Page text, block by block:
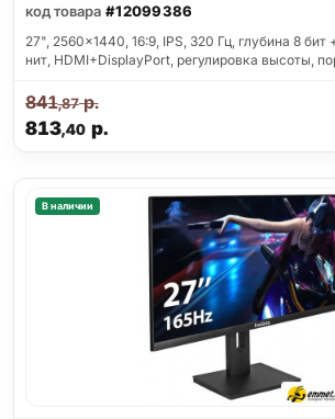
код товара #12099386
27", 2560x1440, 16:9, IPS, 320 Гц, глубина 8 бит
нит, HDMI+DisplayPort, регулировка высоты,
813,40р.
841,87р.
В наличии